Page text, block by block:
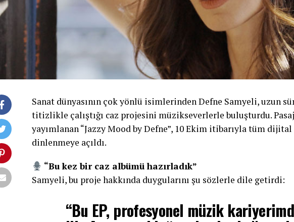
Sanat dünyasının çok yönlü isimlerinden Defne Samyeli, uzun
titizlikle çalıştığı caz projesini müzikseverlerle buluşturdu.
yayımlanan “Jazzy Mood by Defne”, 10 Ekim itibarıyla tüm
dinlenmeye açıldı.
“Bu kez bir caz albümü hazırladık”
Samyeli, bu proje hakkında duygularını şu sözlerle dile getirdi:
“Bu EP, profesyonel müzik